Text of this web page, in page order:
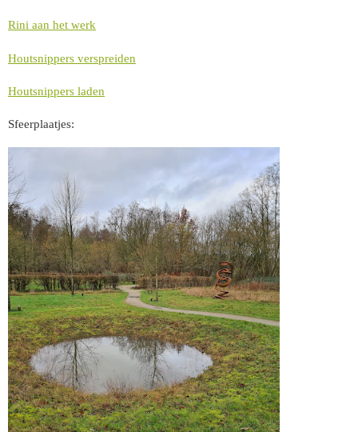
Rini aan het werk
Houtsnippers verspreiden
Houtsnippers laden
Sfeerplaatjes: